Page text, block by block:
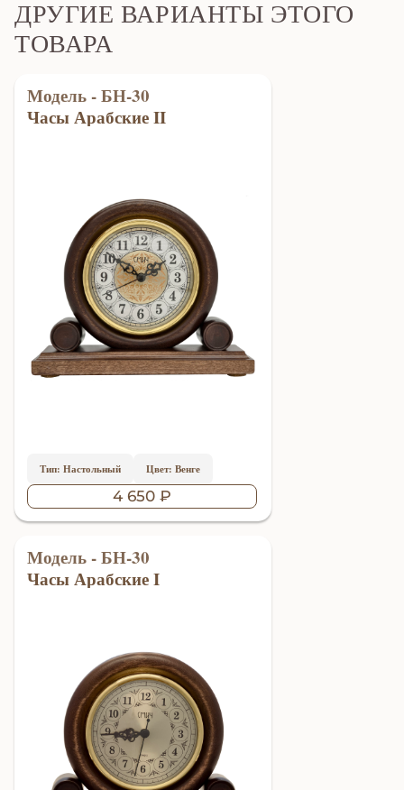
ДРУГИЕ ВАРИАНТЫ ЭТОГО
ТОВАРА
Модель - БН-30
Часы Арабские II
Тип: Настольный Цвет: Венге
4 650 ₽
Модель - БН-30
Часы Арабские I